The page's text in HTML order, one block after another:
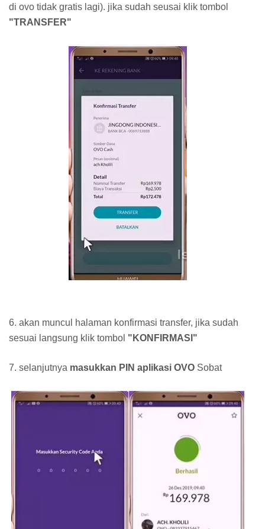
di ovo tidak gratis lagi). jika sudah seusai klik tombol
"TRANSFER"
6. akan muncul halaman konfirmasi transfer, jika sudah
sesuai langsung klik tombol "KONFIRMASI"
7. selanjutnya masukkan PIN aplikasi OVO Sobat